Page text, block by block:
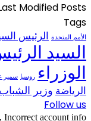
Modified Posts
Tags
الأمم المتحدة الرئيس
السيد
الوزراء روسيا سمير
الرياضة وزير
Follow us
Incorrect account info.